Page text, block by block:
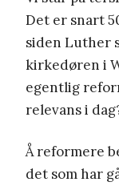
Det er snart
siden Luther
kirkedøren i
egentlig
relevans i
Å reformere
det som har